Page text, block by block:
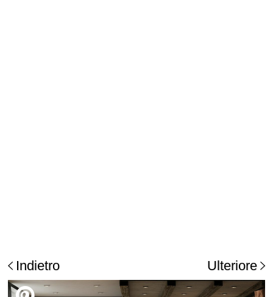
Indietro Ulteriore